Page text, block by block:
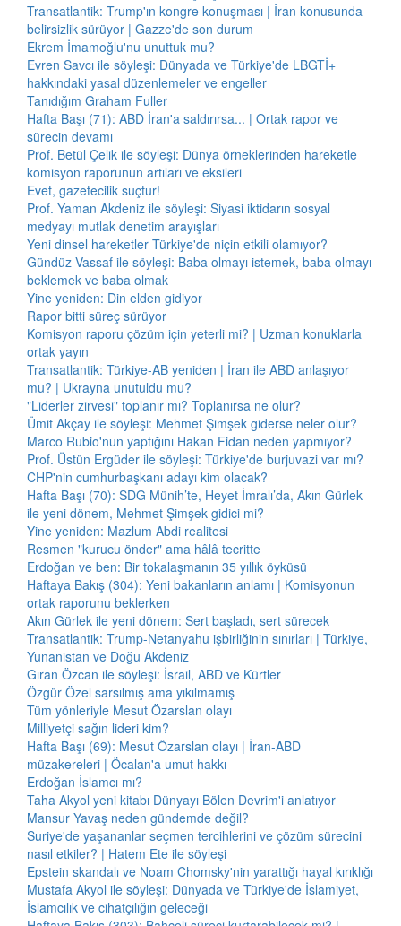
Transatlantik: Trump'ın kongre konuşması | İran konusunda
belirsizlik sürüyor | Gazze'de son durum
Ekrem İmamoğlu'nu unuttuk mu?
Evren Savcı ile söyleşi: Dünyada ve Türkiye'de LBGTİ+
hakkındaki yasal düzenlemeler ve engeller
Tanıdığım Graham Fuller
Hafta Başı (71): ABD İran'a saldırırsa... | Ortak rapor ve
sürecin devamı
Prof. Betül Çelik ile söyleşi: Dünya örneklerinden hareketle
komisyon raporunun artıları ve eksileri
Evet, gazetecilik suçtur!
Prof. Yaman Akdeniz ile söyleşi: Siyasi iktidarın sosyal
medyayı mutlak denetim arayışları
Yeni dinsel hareketler Türkiye'de niçin etkili olamıyor?
Gündüz Vassaf ile söyleşi: Baba olmayı istemek, baba olmayı
beklemek ve baba olmak
Yine yeniden: Din elden gidiyor
Rapor bitti süreç sürüyor
Komisyon raporu çözüm için yeterli mi? | Uzman konuklarla
ortak yayın
Transatlantik: Türkiye-AB yeniden | İran ile ABD anlaşıyor
mu? | Ukrayna unutuldu mu?
"Liderler zirvesi" toplanır mı? Toplanırsa ne olur?
Ümit Akçay ile söyleşi: Mehmet Şimşek giderse neler olur?
Marco Rubio'nun yaptığını Hakan Fidan neden yapmıyor?
Prof. Üstün Ergüder ile söyleşi: Türkiye'de burjuvazi var mı?
CHP'nin cumhurbaşkanı adayı kim olacak?
Hafta Başı (70): SDG Münih’te, Heyet İmralı’da, Akın Gürlek
ile yeni dönem, Mehmet Şimşek gidici mi?
Yine yeniden: Mazlum Abdi realitesi
Resmen "kurucu önder" ama hâlâ tecritte
Erdoğan ve ben: Bir tokalaşmanın 35 yıllık öyküsü
Haftaya Bakış (304): Yeni bakanların anlamı | Komisyonun
ortak raporunu beklerken
Akın Gürlek ile yeni dönem: Sert başladı, sert sürecek
Transatlantik: Trump-Netanyahu işbirliğinin sınırları | Türkiye,
Yunanistan ve Doğu Akdeniz
Gıran Özcan ile söyleşi: İsrail, ABD ve Kürtler
Özgür Özel sarsılmış ama yıkılmamış
Tüm yönleriyle Mesut Özarslan olayı
Milliyetçi sağın lideri kim?
Hafta Başı (69): Mesut Özarslan olayı | İran-ABD
müzakereleri | Öcalan'a umut hakkı
Erdoğan İslamcı mı?
Taha Akyol yeni kitabı Dünyayı Bölen Devrim'i anlatıyor
Mansur Yavaş neden gündemde değil?
Suriye'de yaşananlar seçmen tercihlerini ve çözüm sürecini
nasıl etkiler? | Hatem Ete ile söyleşi
Epstein skandalı ve Noam Chomsky'nin yarattığı hayal kırıklığı
Mustafa Akyol ile söyleşi: Dünyada ve Türkiye'de İslamiyet,
İslamcılık ve cihatçılığın geleceği